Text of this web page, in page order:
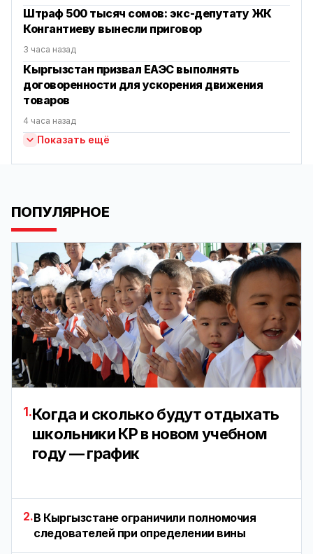
Штраф 500 тысяч сомов: экс-депутату ЖК
Конгантиеву вынесли приговор
3 часа назад
Кыргызстан призвал ЕАЭС выполнять
договоренности для ускорения движения
товаров
4 часа назад
Показать ещё
ПОПУЛЯРНОЕ
1.Когда и сколько будут отдыхать
школьники КР в новом учебном
году — график
2.В Кыргызстане ограничили полномочия
следователей при определении вины